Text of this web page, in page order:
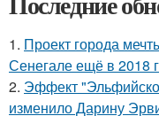
1. Проект города
Сенегале ещё в 2018
2. Эффект
изменило Дарину